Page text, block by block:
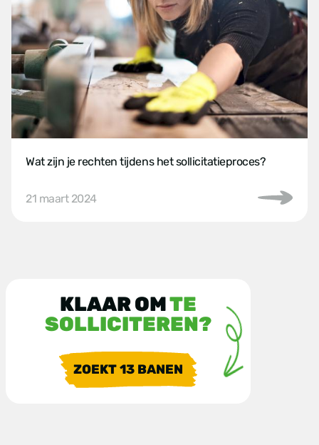
Wat zijn je rechten tijdens het sollicitatieproces?
21 maart 2024
KLAAR OMTE
SOLLICITEREN?
ZOEKT13 BANEN